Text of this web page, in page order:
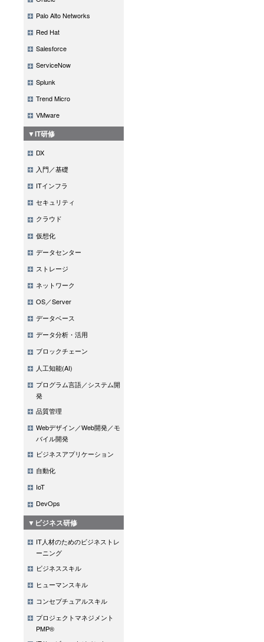
Palo Alto Networks
Red Hat
Salesforce
ServiceNow
Splunk
Trend Micro
VMware
▼IT研修
DX
入門／基礎
ITインフラ
セキュリティ
クラウド
仮想化
データセンター
ストレージ
ネットワーク
OS／Server
データベース
データ分析・活用
ブロックチェーン
人工知能(AI)
プログラム言語／システム開
発
品質管理
Webデザイン／Web開発／モ
バイル開発
ビジネスアプリケーション
自動化
IoT
DevOps
▼ビジネス研修
IT人材のためのビジネストレ
ーニング
ビジネススキル
ヒューマンスキル
コンセプチュアルスキル
プロジェクトマネジメント
PMP®